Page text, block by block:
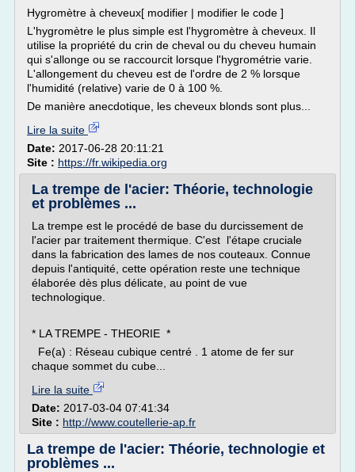
Hygromètre à cheveux[ modifier | modifier le code ]
L'hygromètre le plus simple est l'hygromètre à cheveux. Il
utilise la propriété du crin de cheval ou du cheveu humain
qui s'allonge ou se raccourcit lorsque l'hygrométrie varie.
L'allongement du cheveu est de l'ordre de 2 % lorsque
l'humidité (relative) varie de 0 à 100 %.
De manière anecdotique, les cheveux blonds sont plus...
Lire la suite
Date: 2017-06-28 20:11:21
Site : https://fr.wikipedia.org
La trempe de l'acier: Théorie, technologie
et problèmes ...
La trempe est le procédé de base du durcissement de
l'acier par traitement thermique. C'est l'étape cruciale
dans la fabrication des lames de nos couteaux. Connue
depuis l'antiquité, cette opération reste une technique
élaborée dès plus délicate, au point de vue
technologique.
* LA TREMPE - THEORIE *
Fe(a) : Réseau cubique centré . 1 atome de fer sur
chaque sommet du cube...
Lire la suite
Date: 2017-03-04 07:41:34
Site : http://www.coutellerie-ap.fr
La trempe de l'acier: Théorie, technologie et
problèmes ...